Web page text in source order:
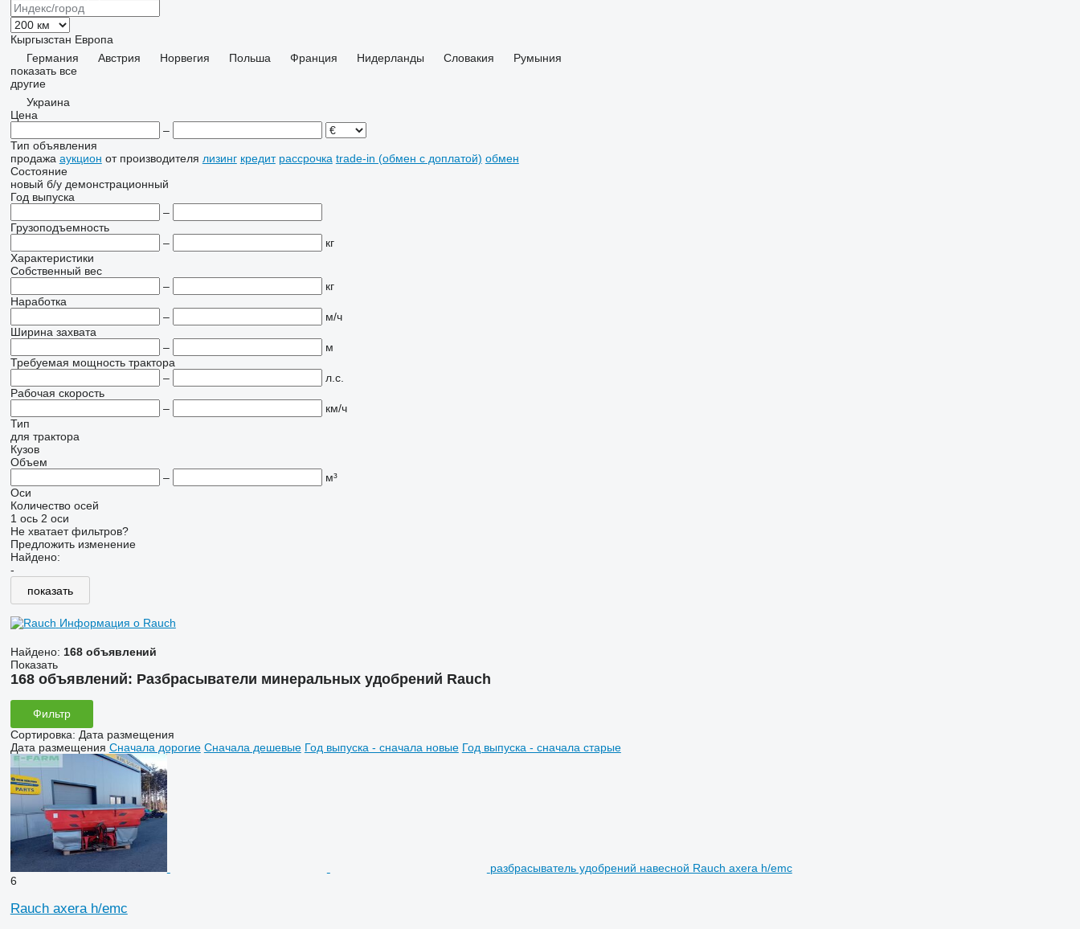
Кыргызстан Европа
Германия
Австрия Норвегия Польша Франция Нидерланды Словакия
Румыния
показать все
другие
Украина
Цена
–
Тип объявления
продажа аукцион от производителя лизинг кредит рассрочка trade-in (обмен с доплатой) обмен
Состояние
новый б/у демонстрационный
Год выпуска
–
Грузоподъемность
–
кг
Характеристики
Собственный вес
–
кг
Наработка
–
м/ч
Ширина захвата
–
м
Требуемая мощность трактора
–
л.с.
Рабочая скорость
–
км/ч
Тип
для трактора
Кузов
Объем
–
м³
Оси
Количество осей
1 ось 2 оси
Не хватает фильтров?
Предложить изменение
Найдено:
-
показать
Информация о Rauch
Найдено: 168 объявлений
Показать
168 объявлений: Разбрасыватели минеральных удобрений Rauch
Фильтр
Сортировка: Дата размещения
Дата размещения Сначала дорогие Сначала дешевые Год выпуска - сначала новые Год выпуска - сначала старые
разбрасыватель удобрений навесной Rauch axera h/emc
6
Rauch axera h/emc